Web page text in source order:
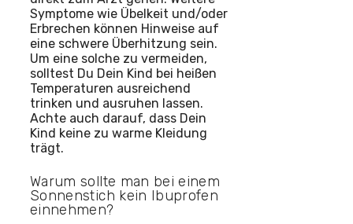
Symptome wie Übelkeit und/oder
Erbrechen können Hinweise auf
eine schwere Überhitzung sein.
Um eine solche zu vermeiden,
solltest Du Dein Kind bei heißen
Temperaturen ausreichend
trinken und ausruhen lassen.
Achte auch darauf, dass Dein
Kind keine zu warme Kleidung
trägt.
Warum sollte man bei einem
Sonnenstich kein Ibuprofen
einnehmen?